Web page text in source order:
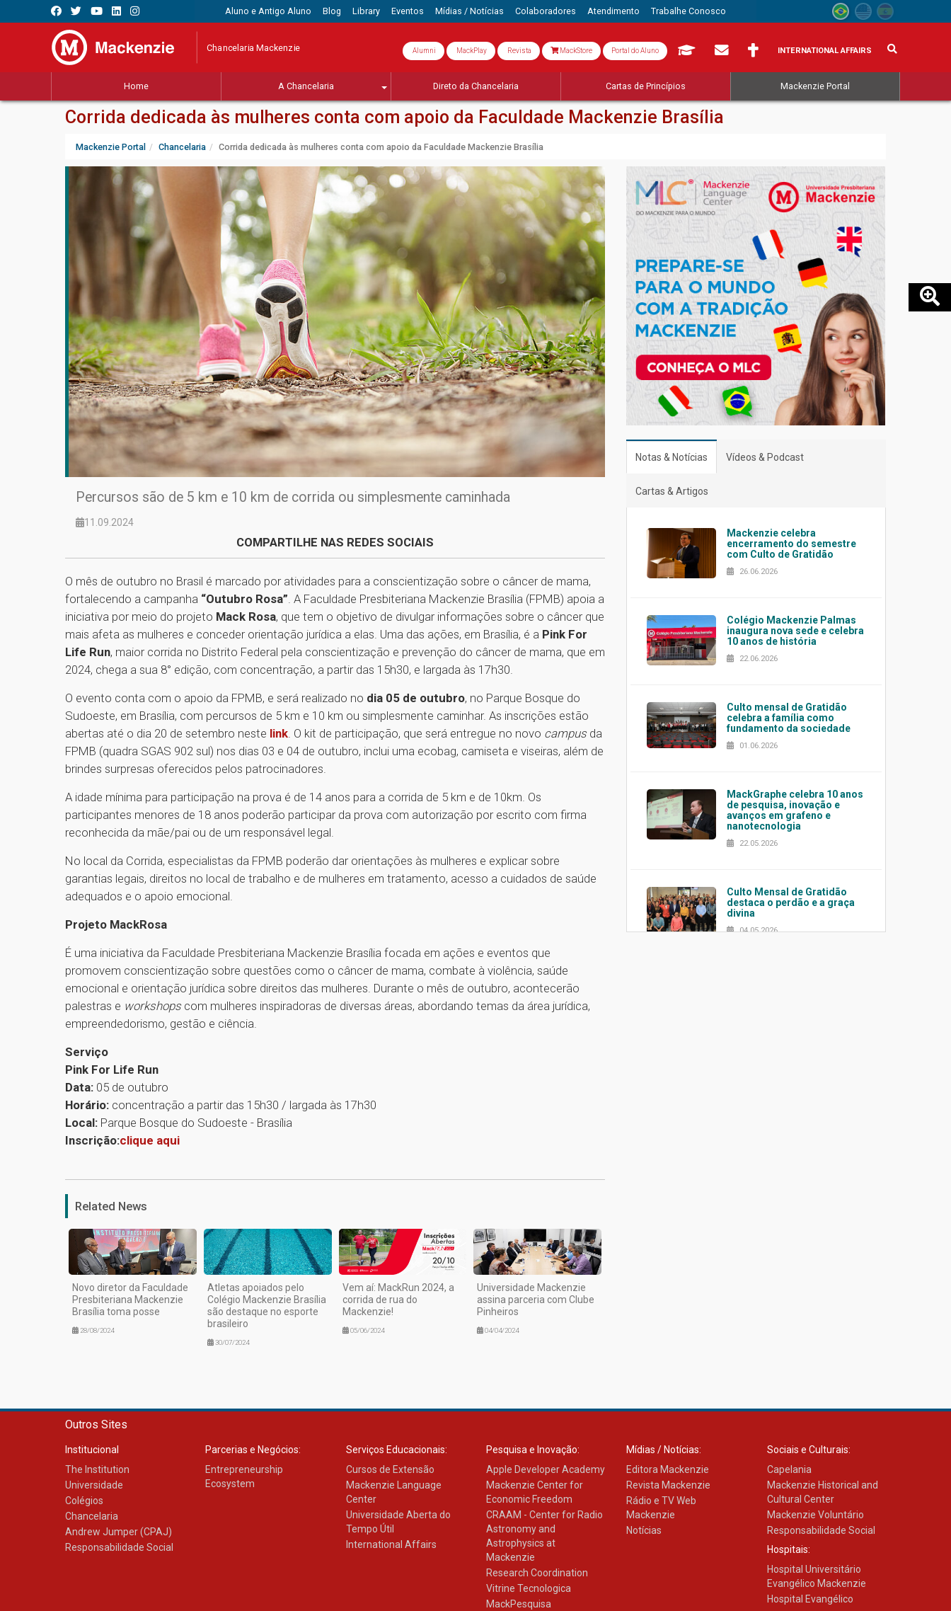
Aluno e Antigo Aluno Blog Library Eventos Mídias / Notícias Colaboradores Atendimento Trabalhe Conosco
Chancelaria Mackenzie Alumni MackPlay Revista MackStore Portal do Aluno INTERNATIONAL AFFAIRS
Home A Chancelaria Direto da Chancelaria Cartas de Princípios Mackenzie Portal
Corrida dedicada às mulheres conta com apoio da Faculdade Mackenzie Brasília
Mackenzie Portal Chancelaria Corrida dedicada às mulheres conta com apoio da Faculdade Mackenzie Brasília
Percursos são de 5 km e 10 km de corrida ou simplesmente caminhada
11.09.2024
COMPARTILHE NAS REDES SOCIAIS
O mês de outubro no Brasil é marcado por atividades para a conscientização sobre o câncer de mama,
fortalecendo a campanha “Outubro Rosa” . A Faculdade Presbiteriana Mackenzie Brasília (FPMB) apoia a
iniciativa por meio do projeto Mack Rosa, que tem o objetivo de divulgar informações sobre o câncer que
mais afeta as mulheres e conceder orientação jurídica a elas. Uma das ações, em Brasília, é a Pink For
Life Run, maior corrida no Distrito Federal pela conscientização e prevenção do câncer de mama, que em
2024, chega a sua 8° edição, com concentração, a partir das 15h30, e largada às 17h30.
O evento conta com o apoio da FPMB, e será realizado no dia 05 de outubro, no Parque Bosque do
Sudoeste, em Brasília, com percursos de 5 km e 10 km ou simplesmente caminhar. As inscrições estão
abertas até o dia 20 de setembro neste link . O kit de participação, que será entregue no novo campus da
FPMB (quadra SGAS 902 sul) nos dias 03 e 04 de outubro, inclui uma ecobag, camiseta e viseiras, além de
brindes surpresas oferecidos pelos patrocinadores.
A idade mínima para participação na prova é de 14 anos para a corrida de 5 km e de 10km. Os
participantes menores de 18 anos poderão participar da prova com autorização por escrito com firma
reconhecida da mãe/pai ou de um responsável legal.
No local da Corrida, especialistas da FPMB poderão dar orientações às mulheres e explicar sobre
garantias legais, direitos no local de trabalho e de mulheres em tratamento, acesso a cuidados de saúde
adequados e o apoio emocional.
Projeto MackRosa
É uma iniciativa da Faculdade Presbiteriana Mackenzie Brasília focada em ações e eventos que
promovem conscientização sobre questões como o câncer de mama, combate à violência, saúde
emocional e orientação jurídica sobre direitos das mulheres. Durante o mês de outubro, acontecerão
palestras e workshops com mulheres inspiradoras de diversas áreas, abordando temas da área jurídica,
empreendedorismo, gestão e ciência.
Serviço
Pink For Life Run
Data: 05 de outubro
Horário: concentração a partir das 15h30 / largada às 17h30
Local: Parque Bosque do Sudoeste - Brasília
Inscrição:clique aqui
Related News
Novo diretor da Faculdade
Presbiteriana Mackenzie
Brasília toma posse
28/08/2024
Atletas apoiados pelo
Colégio Mackenzie Brasília
são destaque no esporte
brasileiro
30/07/2024
Vem aí: MackRun 2024, a
corrida de rua do
Mackenzie!
05/06/2024
Universidade Mackenzie
assina parceria com Clube
Pinheiros
04/04/2024
Notas & Notícias Vídeos & Podcast
Cartas & Artigos
Mackenzie celebra
encerramento do semestre
com Culto de Gratidão
26.06.2026
Colégio Mackenzie Palmas
inaugura nova sede e celebra
10 anos de história
22.06.2026
Culto mensal de Gratidão
celebra a família como
fundamento da sociedade
01.06.2026
MackGraphe celebra 10 anos
de pesquisa, inovação e
avanços em grafeno e
nanotecnologia
22.05.2026
Culto Mensal de Gratidão
destaca o perdão e a graça
divina
04.05.2026
Outros Sites
Institucional
The Institution
Universidade
Colégios
Chancelaria
Andrew Jumper (CPAJ)
Responsabilidade Social
Parcerias e Negócios:
Entrepreneurship
Ecosystem
Serviços Educacionais:
Cursos de Extensão
Mackenzie Language
Center
Universidade Aberta do
Tempo Útil
International Affairs
Pesquisa e Inovação:
Apple Developer Academy
Mackenzie Center for
Economic Freedom
CRAAM - Center for Radio
Astronomy and
Astrophysics at
Mackenzie
Research Coordination
Vitrine Tecnologica
MackPesquisa
Mídias / Notícias:
Editora Mackenzie
Revista Mackenzie
Rádio e TV Web
Mackenzie
Notícias
Sociais e Culturais:
Capelania
Mackenzie Historical and
Cultural Center
Mackenzie Voluntário
Responsabilidade Social
Hospitais:
Hospital Universitário
Evangélico Mackenzie
Hospital Evangélico